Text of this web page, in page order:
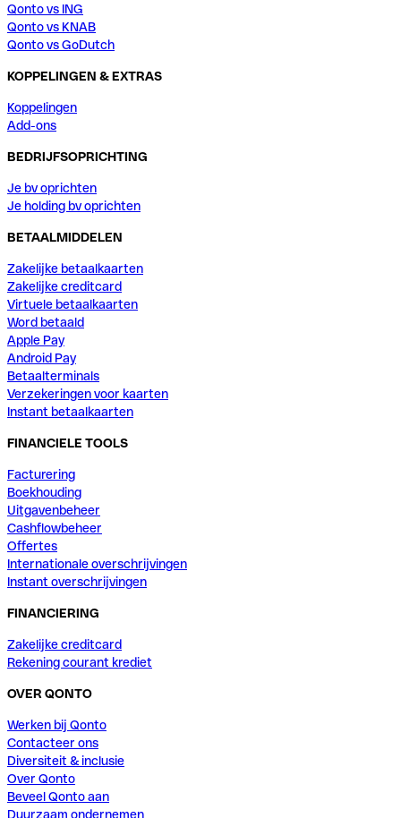
Qonto vs ING
Qonto vs KNAB
Qonto vs GoDutch
KOPPELINGEN & EXTRAS
Koppelingen
Add-ons
BEDRIJFSOPRICHTING
Je bv oprichten
Je holding bv oprichten
BETAALMIDDELEN
Zakelijke betaalkaarten
Zakelijke creditcard
Virtuele betaalkaarten
Word betaald
Apple Pay
Android Pay
Betaalterminals
Verzekeringen voor kaarten
Instant betaalkaarten
FINANCIELE TOOLS
Facturering
Boekhouding
Uitgavenbeheer
Cashflowbeheer
Offertes
Internationale overschrijvingen
Instant overschrijvingen
FINANCIERING
Zakelijke creditcard
Rekening courant krediet
OVER QONTO
Werken bij Qonto
Contacteer ons
Diversiteit & inclusie
Over Qonto
Beveel Qonto aan
Duurzaam ondernemen